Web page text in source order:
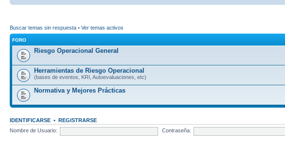
Buscar temas sin respuesta • Ver temas activos
FORO
Riesgo Operacional General
Herramientas de Riesgo Operacional
(bases de eventos, KRI, Autoevaluaciones, etc)
Normativa y Mejores Prácticas
IDENTIFICARSE • REGISTRARSE
Nombre de Usuario:
Contraseña: